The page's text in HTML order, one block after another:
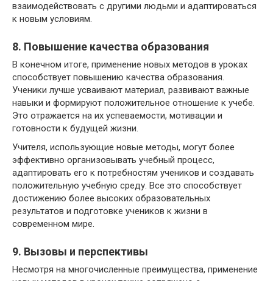
взаимодействовать с другими людьми и адаптироваться
к новым условиям.
8. Повышение качества образования
В конечном итоге, применение новых методов в уроках
способствует повышению качества образования.
Ученики лучше усваивают материал, развивают важные
навыки и формируют положительное отношение к учебе.
Это отражается на их успеваемости, мотивации и
готовности к будущей жизни.
Учителя, использующие новые методы, могут более
эффективно организовывать учебный процесс,
адаптировать его к потребностям учеников и создавать
положительную учебную среду. Все это способствует
достижению более высоких образовательных
результатов и подготовке учеников к жизни в
современном мире.
9. Вызовы и перспективы
Несмотря на многочисленные преимущества, применение